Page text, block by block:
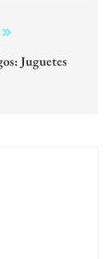
Juguetes